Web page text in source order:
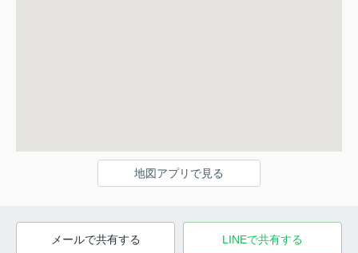
地図アプリで見る
メールで共有する LINEで共有する